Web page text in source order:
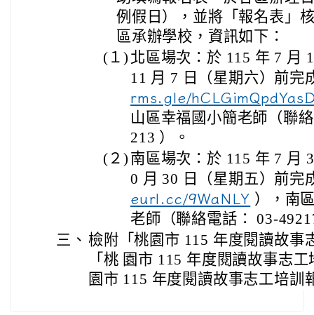
例假日），並將「報名表」
區承辦學校，資訊如下：
(１) 北區場次：於 115 年 7 月
11 月 7 日（星期六）前完
rms.gle/
山區幸福國小簡老師（聯
213 ）。
(２) 南區場次：於 115 年 7 月
0 月 30 日（星期五）前完
eurl.cc/9WaNLY ），南
老師（聯絡電話： 03-
三、 檢附「桃園市 115 年度閱讀故事
「桃 園市 115 年度閱讀故事志
園市 115 年度閱讀故事志工培訓